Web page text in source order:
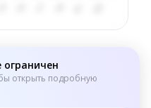
ограничен
открыть подробную